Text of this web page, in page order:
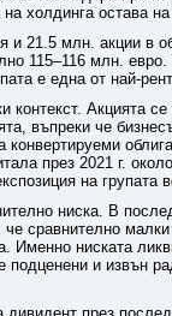
холдинга остава
и 21.5 млн. акции в
115–116 млн.
е една от най-
контекст. Акцията
въпреки че
през 2021 г.
на групата
ниска. В
сравнително
Именно ниската
и извън